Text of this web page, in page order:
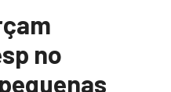
no